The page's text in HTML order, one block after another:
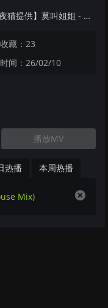
下一首：【Dj夜猫提供】莫叫姐姐 - 当我娶过她(Tuank&Kim Leo LakHouse Mix国语女)
收藏：23
时间：26/02/10
播放MV
热播 本周热播
Mix)